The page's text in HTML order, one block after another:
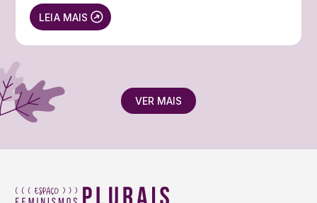
LEIA MAIS
VER MAIS